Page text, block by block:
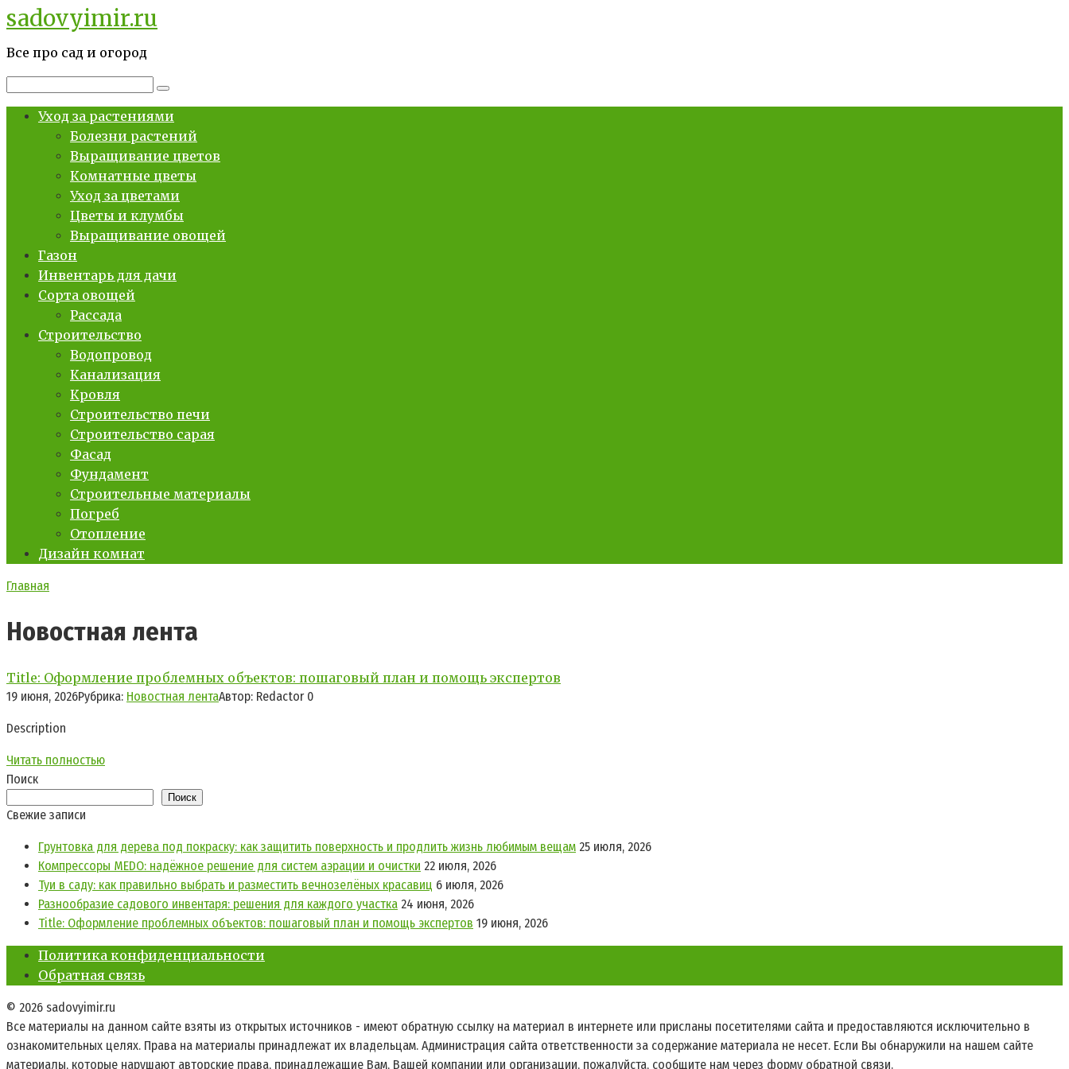
Перейти
к
контенту
sadovyimir.ru
Все про сад и огород
Уход за растениями
Болезни растений
Выращивание цветов
Комнатные цветы
Уход за цветами
Цветы и клумбы
Выращивание овощей
Газон
Инвентарь для дачи
Сорта овощей
Рассада
Строительство
Водопровод
Канализация
Кровля
Строительство печи
Строительство сарая
Фасад
Фундамент
Строительные материалы
Погреб
Отопление
Дизайн комнат
Главная
Новостная лента
Title: Оформление проблемных объектов: пошаговый план и помощь экспертов
19 июня, 2026Рубрика: Новостная лентаАвтор: Redactor 0
Description
Читать полностью
Поиск
Поиск
Свежие записи
Грунтовка для дерева под покраску: как защитить поверхность и продлить жизнь любимым вещам 25 июля, 2026
Компрессоры MEDO: надёжное решение для систем аэрации и очистки 22 июля, 2026
Туи в саду: как правильно выбрать и разместить вечнозелёных красавиц 6 июля, 2026
Разнообразие садового инвентаря: решения для каждого участка 24 июня, 2026
Title: Оформление проблемных объектов: пошаговый план и помощь экспертов 19 июня, 2026
Политика конфиденциальности
Обратная связь
© 2026 sadovyimir.ru
Все материалы на данном сайте взяты из открытых источников - имеют обратную ссылку на материал в интернете или присланы посетителями сайта и предоставляются исключительно в
ознакомительных целях. Права на материалы принадлежат их владельцам. Администрация сайта ответственности за содержание материала не несет. Если Вы обнаружили на нашем сайте
материалы, которые нарушают авторские права, принадлежащие Вам, Вашей компании или организации, пожалуйста, сообщите нам через форму обратной связи.